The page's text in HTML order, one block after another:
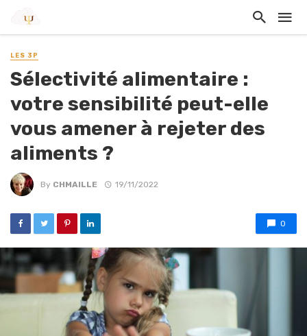
LES 3P
Sélectivité alimentaire :
votre sensibilité peut-elle
vous amener à rejeter des
aliments ?
By CHMAILLE 19/11/2022
0